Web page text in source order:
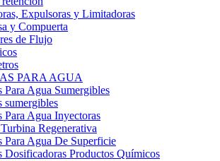
Expulsoras y Limitadoras
y Compuerta
de Flujo
PARA AGUA
Para Agua Sumergibles
sumergibles
Para Agua Inyectoras
Regenerativa
Para Agua De Superficie
Dosificadoras Productos Químicos